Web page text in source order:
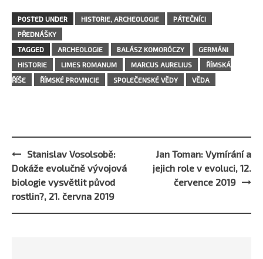
POSTED UNDER HISTORIE, ARCHEOLOGIE
PÁTEČNÍCI
PŘEDNÁŠKY
TAGGED
ARCHEOLOGIE BALÁSZ KOMORÓCZY
GERMÁNI
HISTORIE
LIMES ROMANUM MARCUS AURELIUS
ŘÍMSKÁ
ŘÍŠE
ŘÍMSKÉ PROVINCIE SPOLEČENSKÉ VĚDY VĚDA
Post
navigation
Stanislav Vosolsobě:
Dokáže evolučně vývojová
biologie vysvětlit původ
rostlin?, 21. června 2019
Jan Toman: Vymírání a
jejich role v evoluci, 12.
července 2019